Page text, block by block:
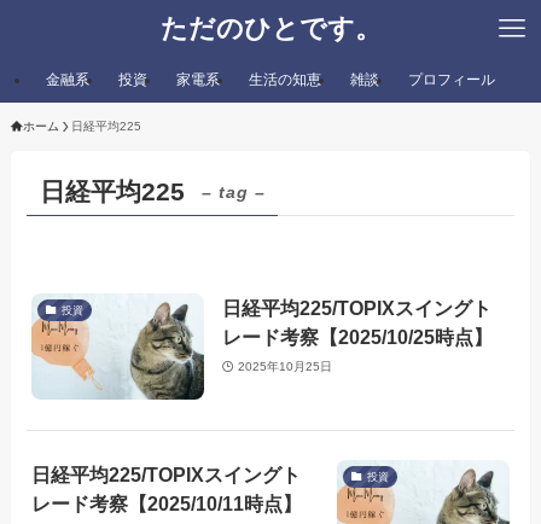
ただのひとです。
金融系 投資 家電系 生活の知恵 雑談 プロフィール
ホーム 日経平均225
日経平均225 – tag –
投資
日経平均225/TOPIXスイングト
レード考察【2025/10/25時点】
2025年10月25日
投資
日経平均225/TOPIXスイングト
レード考察【2025/10/11時点】